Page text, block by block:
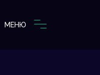
МЕНЮ